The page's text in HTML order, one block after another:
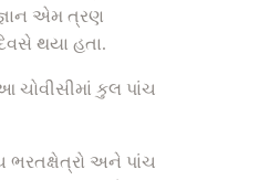
એમ ત્રણ
થયા હતા.
ચોવીસીમાં કુલ પાંચ
ભરતક્ષેત્રો અને પાંચ